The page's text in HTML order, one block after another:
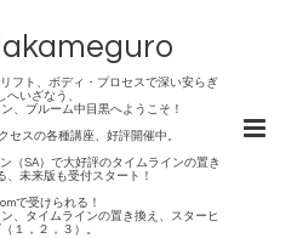
フト、ボディ・プロセスで深い安らぎ
へいざなう、
、ブルーム中目黒へようこそ！
セスの各種講座、好評開催中。
（SA）で大好評のタイムラインの置き
、未来版も受付スタート！
で受けられる！
、タイムラインの置き換え、スターヒ
１，２，３）。